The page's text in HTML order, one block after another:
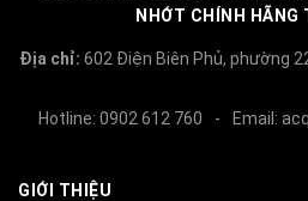
NHỚT CHÍNH HÃNG
Địa chỉ: 602 Điện Biên Phủ, phường
Hotline: 0902 612 760 - Email:
GIỚI THIỆU